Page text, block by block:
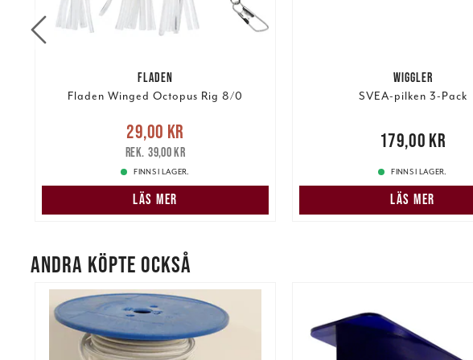
FLADEN
Fladen Winged Octopus Rig 8/0
Nuvarande pris:29,00 kr
pris:39,00 kr
29,00 kr
39,00 kr
FINNS I LAGER.
LÄS MER
WIGGLER
SVEA-pilken 3-Pack
179,00 kr179,00 kr
FINNS I LAGER.
LÄS MER
ANDRA KÖPTE OCKSÅ